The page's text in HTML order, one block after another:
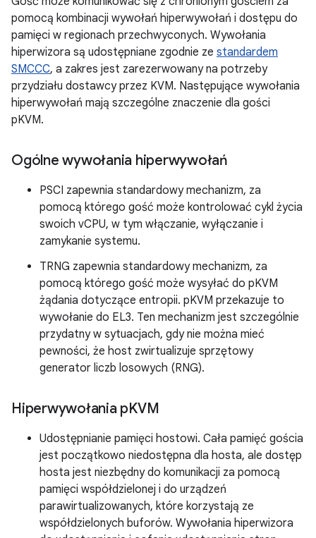
pomocą kombinacji wywołań hiperwywołań i dostępu do
pamięci w regionach przechwyconych. Wywołania
hiperwizora są udostępniane zgodnie ze standardem
SMCCC, a zakres jest zarezerwowany na potrzeby
przydziału dostawcy przez KVM. Następujące wywołania
hiperwywołań mają szczególne znaczenie dla gości
pKVM.
Ogólne wywołania hiperwywołań
PSCI zapewnia standardowy mechanizm, za
pomocą którego gość może kontrolować cykl życia
swoich vCPU, w tym włączanie, wyłączanie i
zamykanie systemu.
TRNG zapewnia standardowy mechanizm, za
pomocą którego gość może wysyłać do pKVM
żądania dotyczące entropii. pKVM przekazuje to
wywołanie do EL3. Ten mechanizm jest szczególnie
przydatny w sytuacjach, gdy nie można mieć
pewności, że host zwirtualizuje sprzętowy
generator liczb losowych (RNG).
Hiperwywołania pKVM
Udostępnianie pamięci hostowi. Cała pamięć gościa
jest początkowo niedostępna dla hosta, ale dostęp
hosta jest niezbędny do komunikacji za pomocą
pamięci współdzielonej i do urządzeń
parawirtualizowanych, które korzystają ze
współdzielonych buforów. Wywołania hiperwizora